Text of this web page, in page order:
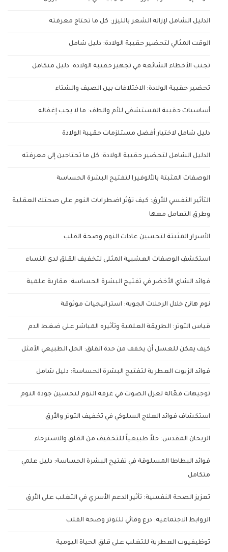
الدليل الشامل لإزالة الشعر بالليزر: كل ما تحتاج معرفته
الوقت المثالي لتحضير حقيبة الولادة: دليل شامل
تجنب الأخطاء الشائعة في تجهيز حقيبة الولادة: دليل متكامل
تحضير حقيبة الولادة: الاختلافات بين الصيف والشتاء
أساسيات حقيبة المستشفى للأم والطف: ما لا يجب إغفاله
دليل شامل لاختيار أفضل مستلزمات حقيبة الولادة
الدليل الشامل لتحضير حقيبة الولادة: كل ما تحتاجين إلى معرفته
الوصفات المثبتة بالألوفيرا لتفتيح البشرة الحساسة
التأثير النفسي للأرق: كيف تؤثر اضطرابات النوم على صحتك العقلية
وطرق التعامل معها
الأسرار المثبتة لتحسين عادات النوم وصحة القلب
استكشفِ الوصفات العشبية المثلى لتخفيف القلق لدى النساء
فوائد الشاي الأخضر في تفتيح البشرة الحساسة: مقاربة علمية
نوم هانئ خلال الرحلات الجوية: استراتيجيات موثوقة
قياس التوتر: الطريقة العلمية وتأثيره المباشر على ضغط الدم
كيف يمكن للعسل أن يخفف من حدة القلق: الحل الطبيعي الأمثل
فوائد الزيوت العطرية لتفتيح البشرة الحساسة: دليل شامل
توجيهات فعّالة لعزل الصوت في غرفة النوم لتحسين جودة النوم
استكشاف فوائد العلاج السلوكي في تخفيف التوتر والأرق
الريحان المقدس: حلاً طبيعياً للتخفيف من القلق والاسترخاء
فوائد البطاطا المسلوقة في تفتيح البشرة الحساسة: دليل علمي
متكامل
تعزيز الصحة النفسية: تأثير الدعم الأسري في التغلب على الأرق
الروابط الاجتماعية: درع وقائي للتوتر وصحة القلب
توظيفيوت العطرية للتغلب على قلق الحياة اليومية